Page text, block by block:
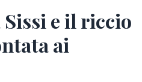
Sissi e il riccio
ai